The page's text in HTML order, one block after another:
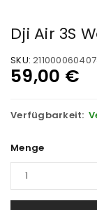
Dji Air 3S
SKU:
59,00 €
Verfügbarkeit:
Menge